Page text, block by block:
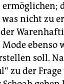
nicht zu
ebenso
soll.
zu der